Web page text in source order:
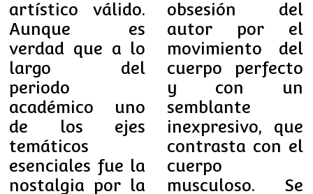
artístico válido.
Aunque es
verdad que a lo
largo del
periodo
académico uno
de los ejes
temáticos
esenciales fue la
nostalgia por la
obsesión del
autor por el
movimiento del
cuerpo perfecto
y con un
semblante
inexpresivo, que
contrasta con el
cuerpo
musculoso. Se